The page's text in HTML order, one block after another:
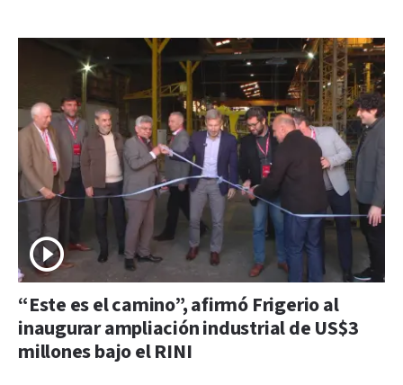
“Este es el camino”, afirmó Frigerio al
inaugurar ampliación industrial de US$3
millones bajo el RINI